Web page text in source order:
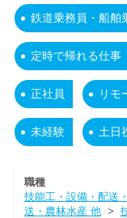
鉄道乗務員・船舶
定時で帰れる仕事
正社員 リモ
未経験 土日
職種
技能工・設備・配送
送・農林水産 他>